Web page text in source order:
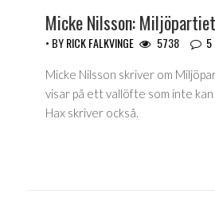
Micke Nilsson:
• BYRICK FALKVINGE 5738 5
Micke Nilsson skriver om
visar på ett vallöfte som inte
Hax skriver också.